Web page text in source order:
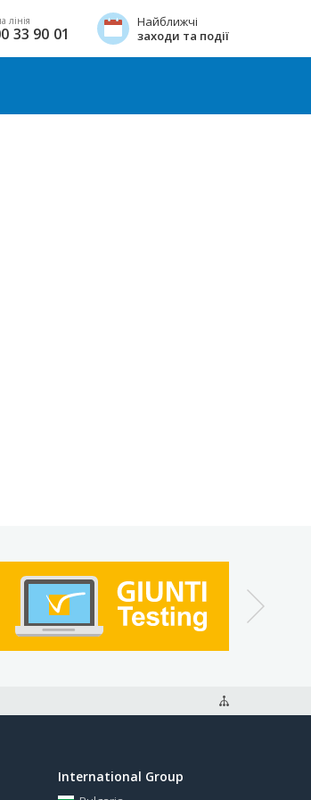
лінія
33 90 01
Найближчі
заходи та події
International Group